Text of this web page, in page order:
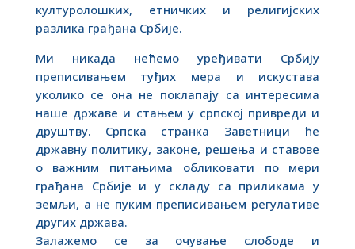
културолошких, етничких и религијских
разлика грађана Србије.
Ми никада нећемо уређивати Србију
преписивањем туђих мера и искустава
уколико се она не поклапају са интересима
наше државе и стањем у српској привреди и
друштву. Српска странка Заветници ће
државну политику, законе, решења и ставове
о важним питањима обликовати по мери
грађана Србије и у складу са приликама у
земљи, а не пуким преписивањем регулативе
других држава.
Залажемо се за очување слободе и